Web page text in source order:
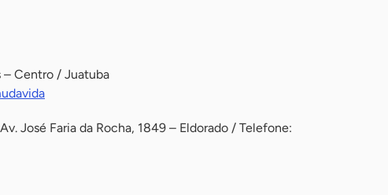
– Centro / Juatuba ⠀
José Faria da Rocha, 1849 – Eldorado / Telefone: